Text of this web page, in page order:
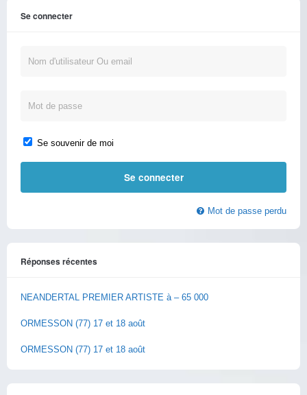
Se connecter
Se souvenir de moi
Mot de passe perdu
Réponses récentes
NEANDERTAL PREMIER ARTISTE à – 65 000
ORMESSON (77) 17 et 18 août
ORMESSON (77) 17 et 18 août